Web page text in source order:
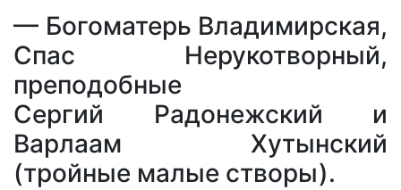
— Богоматерь Владимирская,
Спас Нерукотворный,
преподобные
Сергий Радонежский и
Варлаам Хутынский
(тройные малые створы).